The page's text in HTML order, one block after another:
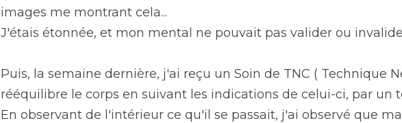
images me montrant cela...
J'étais étonnée, et mon mental ne pouvait pas valider ou
Puis, la semaine dernière, j'ai reçu un Soin de TNC ( Technique
rééquilibre le corps en suivant les indications de celui-ci, par un
En observant de l'intérieur ce qu'il se passait, j'ai observé que